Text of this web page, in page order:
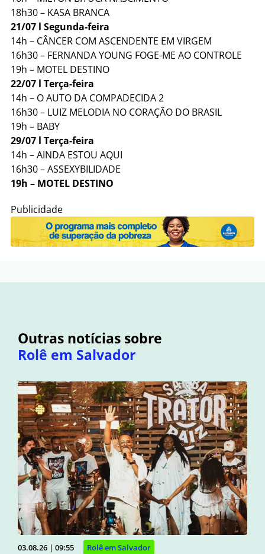
18h30 – KASA BRANCA
21/07 l Segunda-feira
14h – CÂNCER COM ASCENDENTE EM VIRGEM
16h30 – FERNANDA YOUNG FOGE-ME AO CONTROLE
19h – MOTEL DESTINO
22/07 l Terça-feira
14h – O AUTO DA COMPADECIDA 2
16h30 – LUIZ MELODIA NO CORAÇÃO DO BRASIL
19h – BABY
29/07 l Terça-feira
14h – AINDA ESTOU AQUI
16h30 – ASSEXYBILIDADE
19h – MOTEL DESTINO
Publicidade
Outras notícias sobre
Rolê em Salvador
03.08.26 | 09:55 Rolê em Salvador